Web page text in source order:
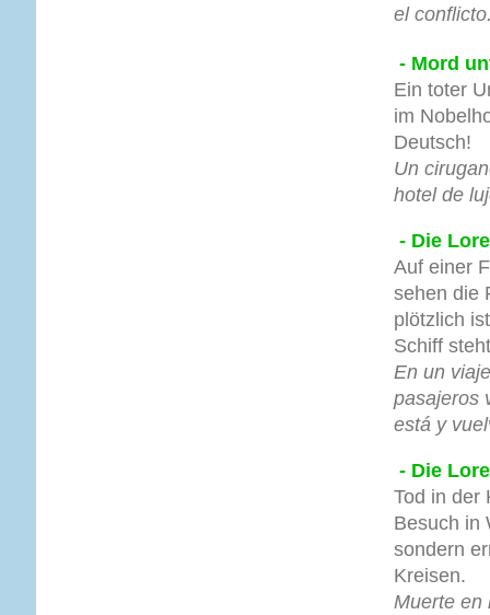
el
- Mord
Ein toter
im
Deutsch!
Un
hotel de
- Die
Auf einer
sehen die
plötzlich
Schiff
En un
pasajeros
está y
- Die
Tod in der
Besuch in
sondern
Kreisen.
Muerte en